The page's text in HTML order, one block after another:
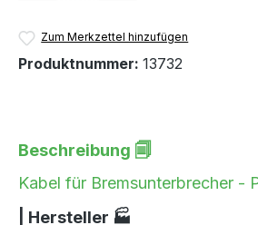
Zum Merkzettel hinzufügen
Produktnummer: 13732
Beschreibung 🗐
Kabel für Bremsunterbrecher -
| Hersteller 🏭